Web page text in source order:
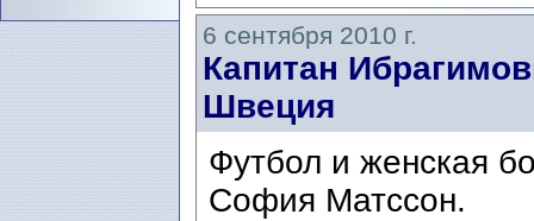
6 сентября 2010 г.
Капитан
Швеция
Футбол и женская
София Матссон.